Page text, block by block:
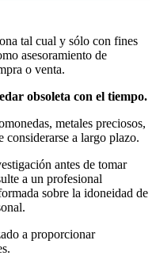
tal cual y sólo con fines
asesoramiento de
o venta.
obsoleta con el tiempo.
metales preciosos,
considerarse a largo plazo.
antes de tomar
a un profesional
sobre la idoneidad de
a proporcionar